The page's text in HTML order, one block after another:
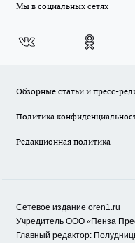
Мы в социальных сетях
Обзорные статьи и пресс-
Политика
Редакционная политика
Сетевое издание oren1.ru
Учредитель ООО «Пенза
Главный редактор: